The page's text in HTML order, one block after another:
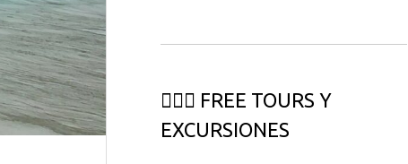
🏄🏻‍♀️ FREE TOURS Y
EXCURSIONES